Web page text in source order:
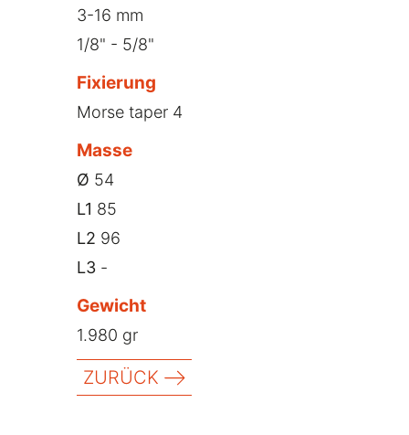
3-16 mm
1/8" - 5/8"
Fixierung
Morse taper 4
Masse
Ø 54
L1 85
L2 96
L3 -
Gewicht
1.980 gr
ZURÜCK